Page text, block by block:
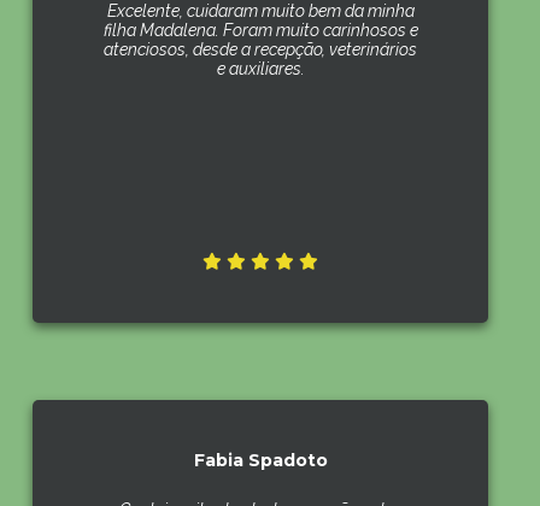
Excelente, cuidaram muito bem da minha
filha Madalena. Foram muito carinhosos e
atenciosos, desde a recepção, veterinários
e auxiliares.
Fabia Spadoto